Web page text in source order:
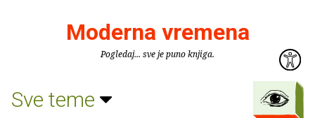
Moderna vremena
Pogledaj... sve je puno knjiga.
Sve teme